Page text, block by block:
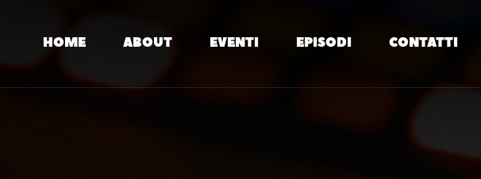
HOME ABOUT EVENTI EPISODI CONTATTI